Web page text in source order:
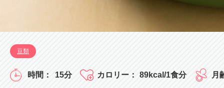
豆類
15分 89kcal/1食分